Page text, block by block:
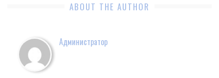
ABOUT THE AUTHOR
Администратор